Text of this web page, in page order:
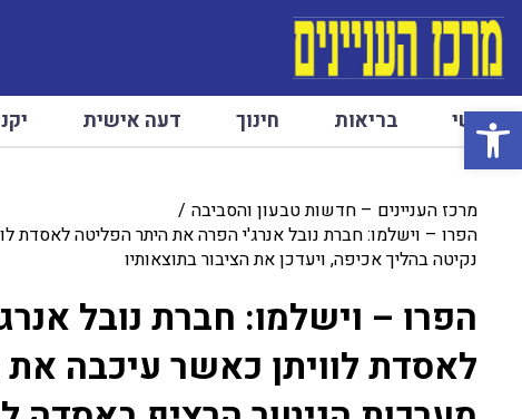
פתח סרגל נגישות
ראשי בריאות חינוך דעה אישית
מרכז העניינים – חדשות טבעון והסביבה
הפרו – וישלמו: חברת נובל אנרג'י הפרה את היתר הפליטה לאסדת
נקיטה בהליך אכיפה, ויעדכן את הציבור בתוצאותיו
הפרו – וישלמו: חברת נובל
לאסדת לוויתן כאשר עיכבה את